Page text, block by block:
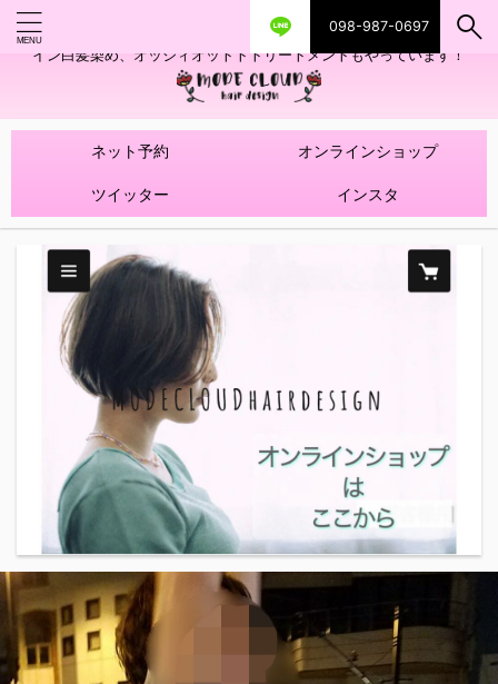
098-987-0697
艶ツヤヘアカラー！髪質改善トリートメントやハイライトを使ったデザ
イン白髪染め、オッジィオットトトリートメントもやっています！
ネット予約 オンラインショップ
ツイッター インスタ